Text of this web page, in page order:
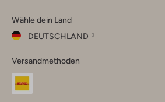
Instagram
Facebook
TikTok
Wähle dein Land
DEUTSCHLAND
dein
Land
Versandmethoden